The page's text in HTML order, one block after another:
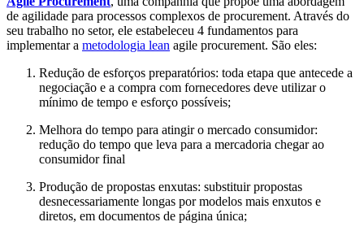
de agilidade para processos complexos de procurement. Através do
seu trabalho no setor, ele estabeleceu 4 fundamentos para
implementar a metodologia lean agile procurement. São eles:
Redução de esforços preparatórios: toda etapa que antecede a
negociação e a compra com fornecedores deve utilizar o
mínimo de tempo e esforço possíveis;
Melhora do tempo para atingir o mercado consumidor:
redução do tempo que leva para a mercadoria chegar ao
consumidor final
Produção de propostas enxutas: substituir propostas
desnecessariamente longas por modelos mais enxutos e
diretos, em documentos de página única;